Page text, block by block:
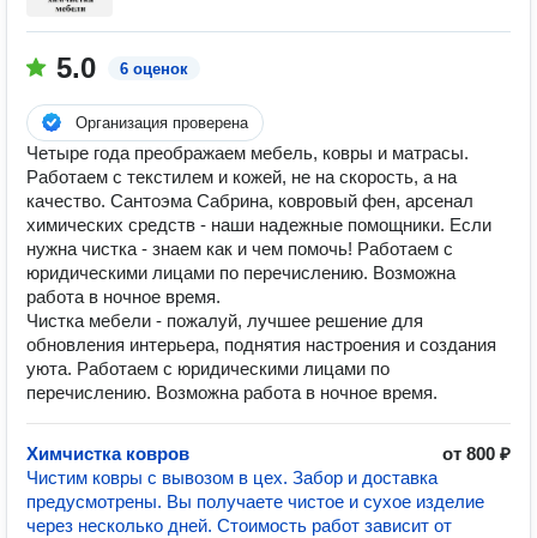
5.0 6 оценок
Организация проверена
Четыре года преображаем мебель, ковры и матрасы.
Работаем с текстилем и кожей, не на скорость, а на
качество. Сантоэма Сабрина, ковровый фен, арсенал
химических средств - наши надежные помощники. Если
нужна чистка - знаем как и чем помочь! Работаем с
юридическими лицами по перечислению. Возможна
работа в ночное время.
Чистка мебели - пожалуй, лучшее решение для
обновления интерьера, поднятия настроения и создания
уюта. Работаем с юридическими лицами по
перечислению. Возможна работа в ночное время.
Химчистка ковров
от 800 ₽
Чистим ковры с вывозом в цех. Забор и доставка
предусмотрены. Вы получаете чистое и сухое изделие
через несколько дней. Стоимость работ зависит от